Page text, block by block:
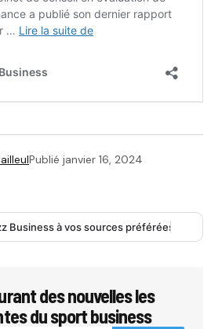
Publié janvier 16, 2024
Business à vos sources préférées
des nouvelles les
du sport business